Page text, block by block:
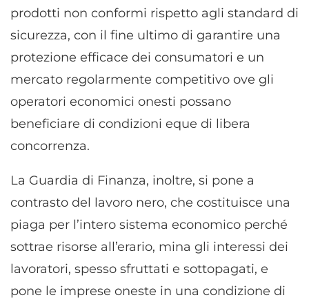
prodotti non conformi rispetto agli standard di
sicurezza, con il fine ultimo di garantire una
protezione efficace dei consumatori e un
mercato regolarmente competitivo ove gli
operatori economici onesti possano
beneficiare di condizioni eque di libera
concorrenza.
La Guardia di Finanza, inoltre, si pone a
contrasto del lavoro nero, che costituisce una
piaga per l’intero sistema economico perché
sottrae risorse all’erario, mina gli interessi dei
lavoratori, spesso sfruttati e sottopagati, e
pone le imprese oneste in una condizione di